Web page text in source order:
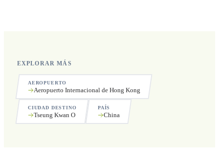
EXPLORAR MÁS
AEROPUERTO
Aeropuerto Internacional de Hong Kong
CIUDAD DESTINO
Tseung Kwan O
PAÍS
China